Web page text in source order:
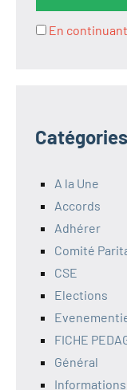
En
Catégories
A la Une
Accords
Adhérer
Comité
CSE
Elections
FICHE
Général